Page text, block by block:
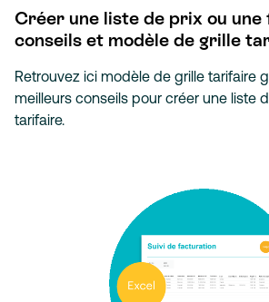
Créer une liste de prix ou
conseils et modèle de grille
Retrouvez ici modèle de grille tarifaire
meilleurs conseils pour créer une liste
tarifaire.